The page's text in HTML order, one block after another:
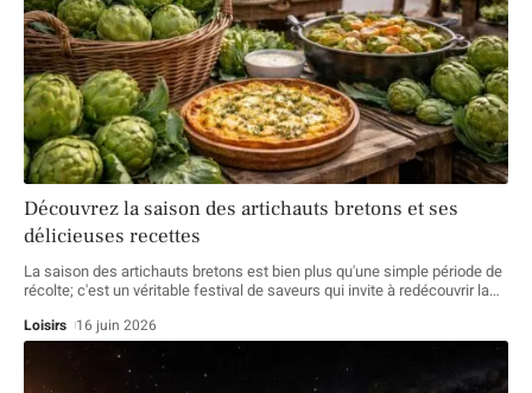
Découvrez la saison des artichauts bretons et ses
délicieuses recettes
La saison des artichauts bretons est bien plus qu'une simple période de
récolte; c'est un véritable festival de saveurs qui invite à redécouvrir la…
Loisirs 16 juin 2026